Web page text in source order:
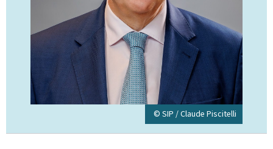
© SIP / Claude Piscitelli